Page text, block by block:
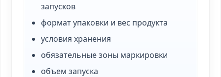
запусков
формат упаковки и вес продукта
условия хранения
обязательные зоны маркировки
объем запуска